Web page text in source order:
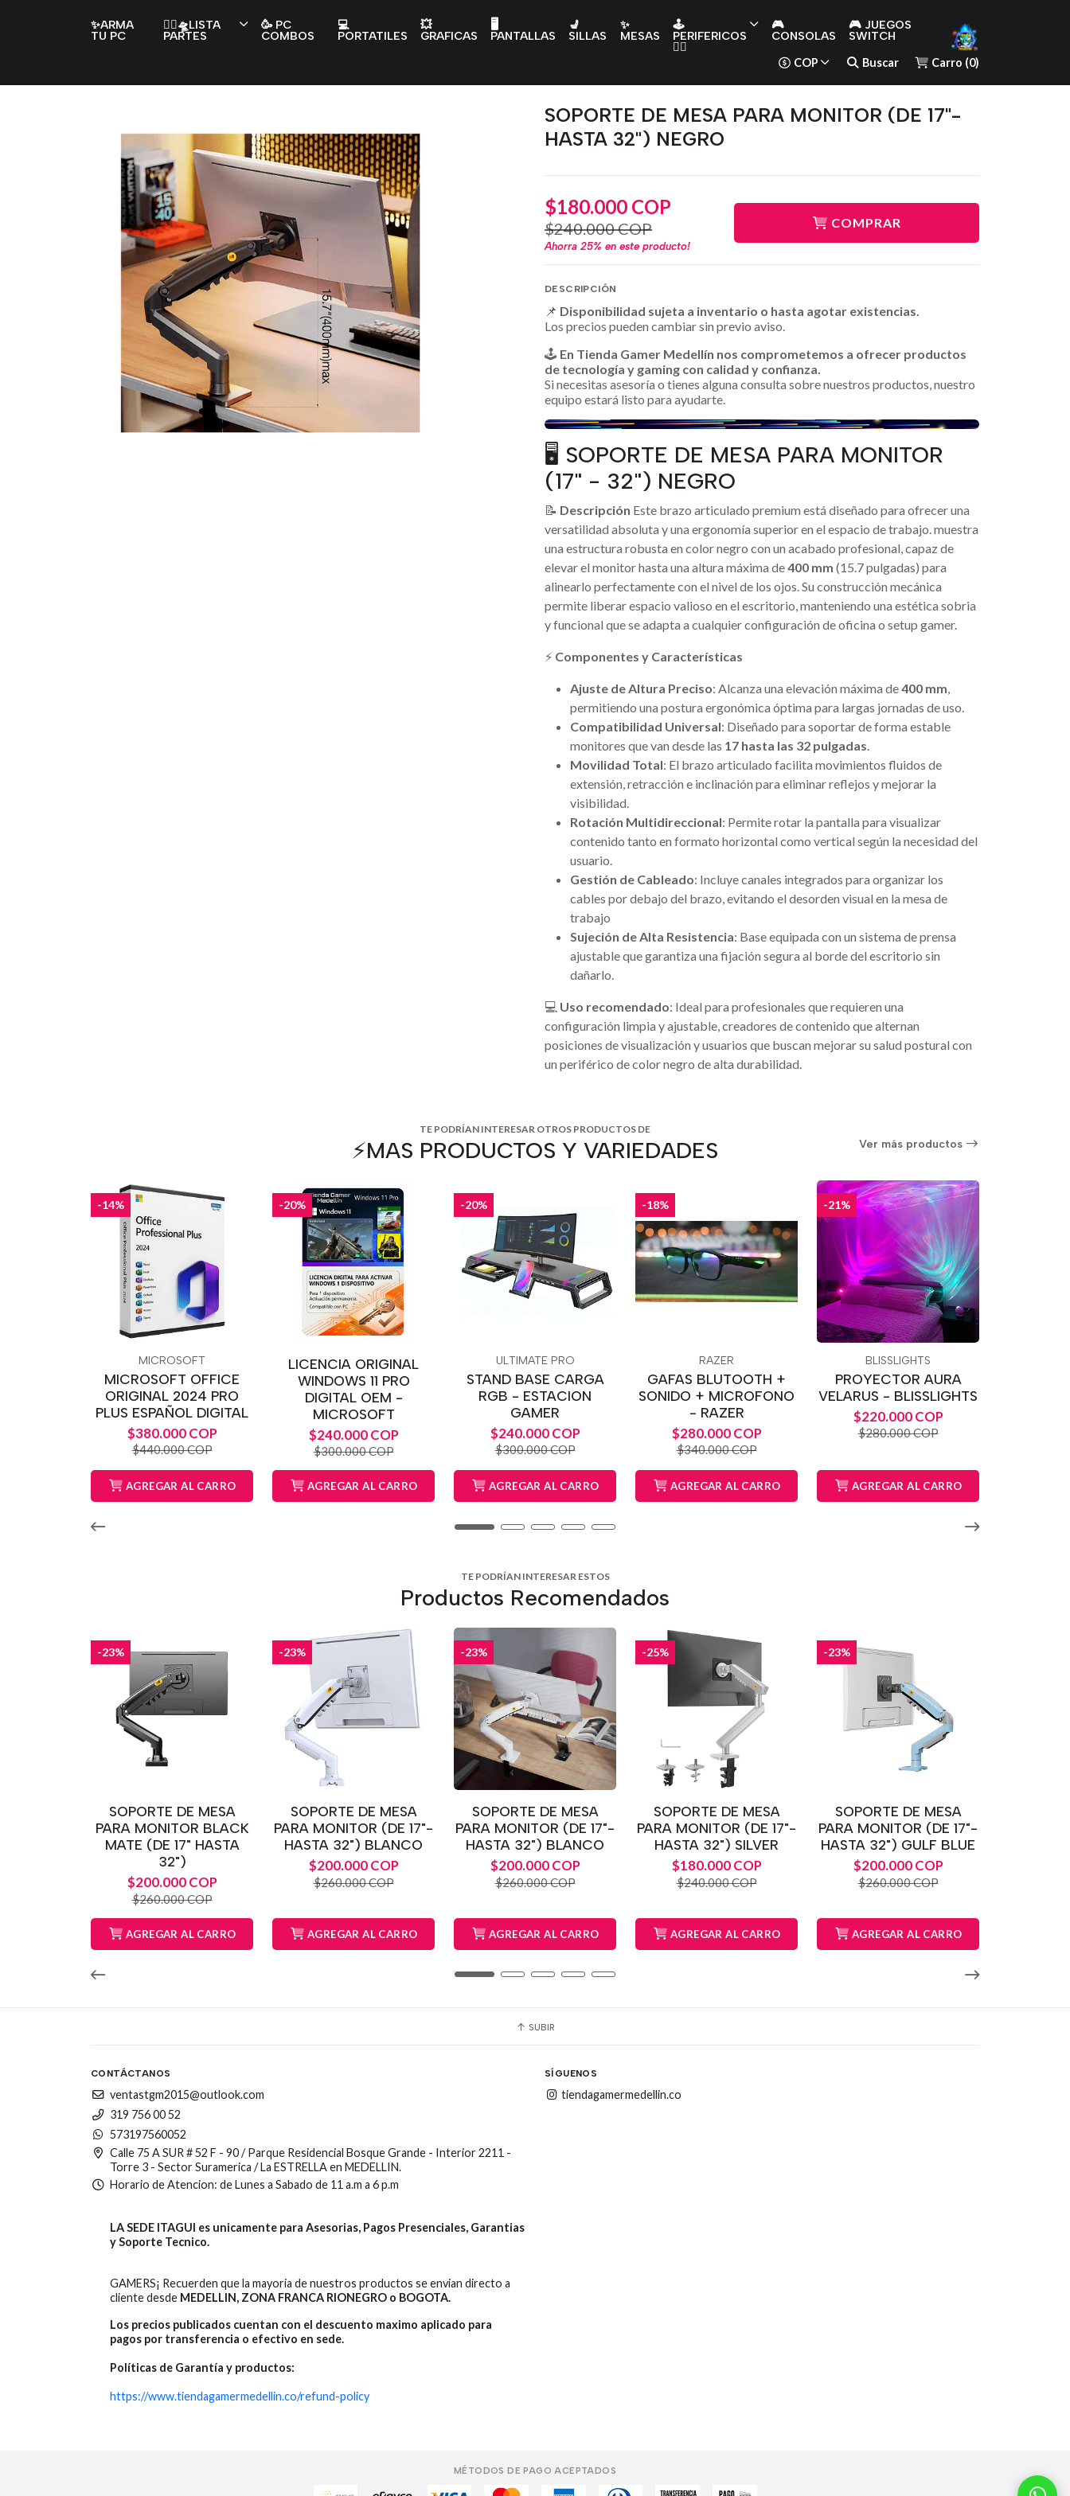
✨ARMA
TU PC
👇🏻🛸LISTA
PARTES
🥳 PC
COMBOS
💻
PORTATILES
💥
GRAFICAS
🖥️
PANTALLAS
💺
SILLAS
✨
MESAS
🕹️
PERIFERICOS
👇🏻
🎮
CONSOLAS
🎮 JUEGOS
SWITCH
COP Buscar Carro (0)
SOPORTE DE MESA PARA MONITOR (DE 17"-
HASTA 32") NEGRO
$180.000 COP
$240.000 COP
Ahorra 25% en este producto!
COMPRAR
DESCRIPCIÓN
📌 Disponibilidad sujeta a inventario o hasta agotar existencias.
Los precios pueden cambiar sin previo aviso.
🕹️ En Tienda Gamer Medellín nos comprometemos a ofrecer productos
de tecnología y gaming con calidad y confianza.
Si necesitas asesoría o tienes alguna consulta sobre nuestros productos, nuestro
equipo estará listo para ayudarte.
🖥️ SOPORTE DE MESA PARA MONITOR
(17" - 32") NEGRO
📝 Descripción Este brazo articulado premium está diseñado para ofrecer una
versatilidad absoluta y una ergonomía superior en el espacio de trabajo.muestra
una estructura robusta en color negro con un acabado profesional, capaz de
elevar el monitor hasta una altura máxima de400 mm (15.7 pulgadas) para
alinearlo perfectamente con el nivel de los ojos. Su construcción mecánica
permite liberar espacio valioso en el escritorio, manteniendo una estética sobria
y funcional que se adapta a cualquier configuración de oficina o setup gamer.
⚡ Componentes y Características
Ajuste de Altura Preciso: Alcanza una elevación máxima de400 mm,
permitiendo una postura ergonómica óptima para largas jornadas de uso.
Compatibilidad Universal: Diseñado para soportar de forma estable
monitores que van desde las 17 hasta las 32 pulgadas.
Movilidad Total: El brazo articulado facilita movimientos fluidos de
extensión, retracción e inclinación para eliminar reflejos y mejorar la
visibilidad.
Rotación Multidireccional: Permite rotar la pantalla para visualizar
contenido tanto en formato horizontal como vertical según la necesidad del
usuario.
Gestión de Cableado: Incluye canales integrados para organizar los
cables por debajo del brazo, evitando el desorden visual en la mesa de
trabajo
Sujeción de Alta Resistencia: Base equipada con un sistema de prensa
ajustable que garantiza una fijación segura al borde del escritorio sin
dañarlo.
💻 Uso recomendado: Ideal para profesionales que requieren una
configuración limpia y ajustable, creadores de contenido que alternan
posiciones de visualización y usuarios que buscan mejorar su salud postural con
un periférico de color negro de alta durabilidad.
TE PODRÍAN INTERESAR OTROS PRODUCTOS DE
⚡️MAS PRODUCTOS Y VARIEDADES Ver más productos
-14%
MICROSOFT
MICROSOFT OFFICE
ORIGINAL 2024 PRO
PLUS ESPAÑOL DIGITAL
$380.000 COP
$440.000 COP
AGREGAR AL CARRO
-20%
LICENCIA ORIGINAL
WINDOWS 11 PRO
DIGITAL OEM -
MICROSOFT
$240.000 COP
$300.000 COP
AGREGAR AL CARRO
-20%
ULTIMATE PRO
STAND BASE CARGA
RGB - ESTACION
GAMER
$240.000 COP
$300.000 COP
AGREGAR AL CARRO
-18%
RAZER
GAFAS BLUTOOTH +
SONIDO + MICROFONO
- RAZER
$280.000 COP
$340.000 COP
AGREGAR AL CARRO
-21%
BLISSLIGHTS
PROYECTOR AURA
VELARUS - BLISSLIGHTS
$220.000 COP
$280.000 COP
AGREGAR AL CARRO
TE PODRÍAN INTERESAR ESTOS
Productos Recomendados
-23%
SOPORTE DE MESA
PARA MONITOR BLACK
MATE (DE 17" HASTA
32")
$200.000 COP
$260.000 COP
AGREGAR AL CARRO
-23%
SOPORTE DE MESA
PARA MONITOR (DE 17"-
HASTA 32") BLANCO
$200.000 COP
$260.000 COP
AGREGAR AL CARRO
-23%
SOPORTE DE MESA
PARA MONITOR (DE 17"-
HASTA 32") BLANCO
$200.000 COP
$260.000 COP
AGREGAR AL CARRO
-25%
SOPORTE DE MESA
PARA MONITOR (DE 17"-
HASTA 32") SILVER
$180.000 COP
$240.000 COP
AGREGAR AL CARRO
-23%
SOPORTE DE MESA
PARA MONITOR (DE 17"-
HASTA 32") GULF BLUE
$200.000 COP
$260.000 COP
AGREGAR AL CARRO
SUBIR
CONTÁCTANOS
ventastgm2015@outlook.com
319 756 00 52
573197560052
Calle 75 A SUR # 52 F - 90 / Parque Residencial Bosque Grande - Interior 2211 -
Torre 3 - Sector Suramerica / La ESTRELLA en MEDELLIN.
Horario de Atencion: de Lunes a Sabado de 11 a.m a 6 p.m
LA SEDE ITAGUI es unicamente para Asesorias, Pagos Presenciales, Garantias
y Soporte Tecnico.
GAMERS¡ Recuerden que la mayoria de nuestros productos se envian directo a
cliente desde MEDELLIN, ZONA FRANCA RIONEGRO o BOGOTA.
Los precios publicados cuentan con el descuento maximo aplicado para
pagos por transferencia o efectivo en sede.
Políticas de Garantía y productos:
https://www.tiendagamermedellin.co/refund-policy
SÍGUENOS
tiendagamermedellin.co
MÉTODOS DE PAGO ACEPTADOS